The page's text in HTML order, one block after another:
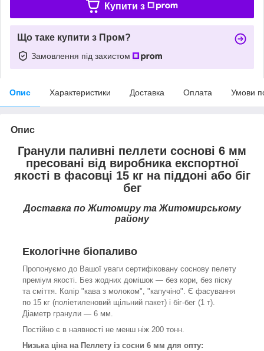
Купити з
Що таке купити з Пром?
Замовлення під захистом
Опис Характеристики Доставка Оплата Умови
Опис
Гранули паливні пеллети соснові 6 мм
пресовані від виробника експортної
якості в фасовці 15 кг на піддоні або біг
бег
Доставка по Житомиру та Житомирському
району
Екологічне біопаливо
Пропонуємо до Вашої уваги сертифіковану соснову пелету
преміум якості. Без жодних домішок — без кори, без піску
та сміття. Колір "кава з молоком", "капучіно". Є фасування
по 15 кг (поліетиленовий щільний пакет) і біг-бег (1 т).
Діаметр гранули — 6 мм.
Постійно є в наявності не менш ніж 200 тонн.
Низька ціна на Пеллету із сосни 6 мм для опту: